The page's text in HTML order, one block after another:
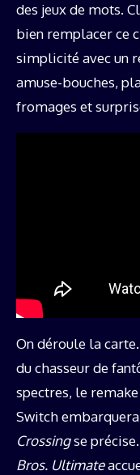
des jeux de mots.
bien remplacer ce
simplicité avec un
amuse-bouches,
fromages et
On déroule la carte.
du chasseur de
spectres, le
Switch
Crossingse
Bros. Ultimate